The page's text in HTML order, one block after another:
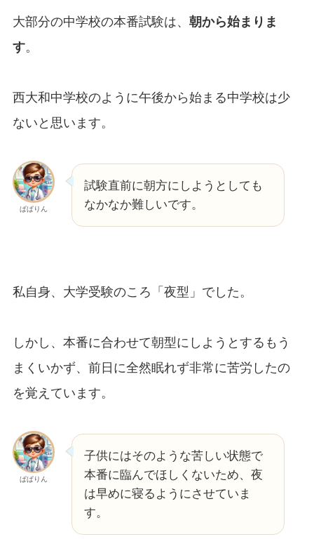
大部分の中学校の本番試験は、 朝から始まりま
す。
西大和中学校のように午後から始まる中学校は少
ないと思います。
ぱぱりん
試験直前に朝方にしようとしても
なかなか難しいです。
私自身、大学受験のころ「夜型」でした。
しかし、本番に合わせて朝型にしようとするもう
まくいかず、前日に全然眠れず非常に苦労したの
を覚えています。
ぱぱりん
子供にはそのような苦しい状態で
本番に臨んでほしくないため、夜
は早めに寝るようにさせていま
す。